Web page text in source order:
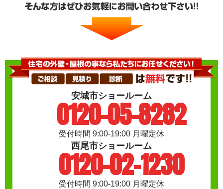
安城市ショールーム
0120-05-8282
受付時間 9:00-19:00 月曜定休
西尾市ショールーム
0120-02-1230
受付時間 9:00-19:00 月曜定休